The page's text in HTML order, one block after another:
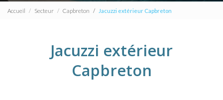
Accueil Secteur Capbreton Jacuzzi extérieur Capbreton
Jacuzzi extérieur
Capbreton